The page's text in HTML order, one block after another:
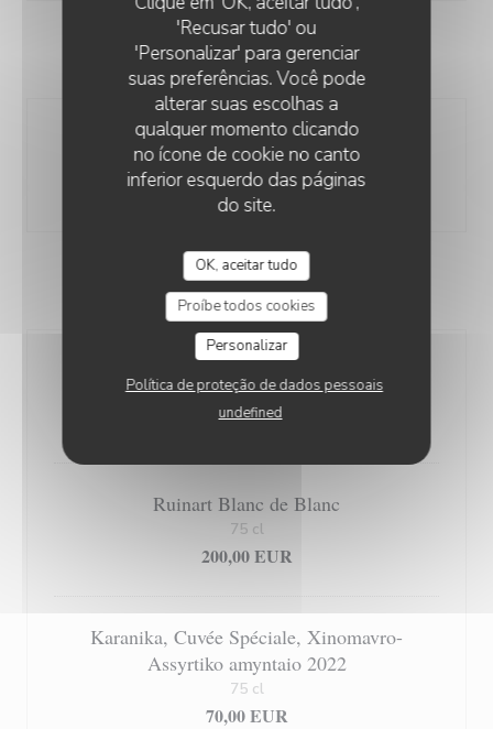
'Recusar tudo' ou
'Personalizar' para gerenciar
suas preferências. Você pode
alterar suas escolhas a
qualquer momento clicando
no ícone de cookie no canto
inferior esquerdo das páginas
do site.
OK, aceitar tudo
Proíbe todos cookies
Personalizar
Política de proteção de dados pessoais
undefined
VIN MOELLEUX
Distillerie Vantana, Muscat de Patras, Patras
14,00 EUR
15 cl
80,00 EUR
75 cl
CHAMPAGNE
120,00 EUR
75 cl
Ruinart Blanc de Blanc
200,00 EUR
75 cl
Karanika, Cuvée Spéciale, Xinomavro-
Assyrtiko amyntaio 2022
70,00 EUR
75 cl